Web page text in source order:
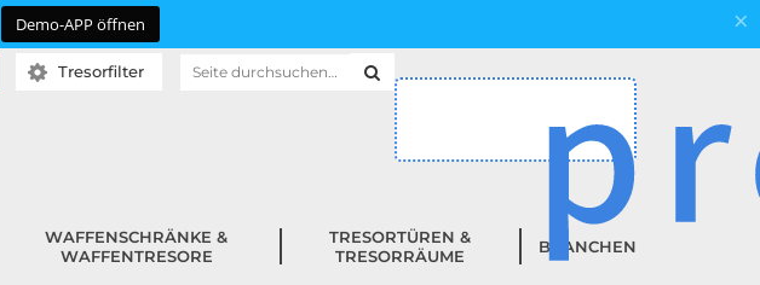
Demo-APP öffnen ×
Tresorfilter
Suchen
WAFFENSCHRÄNKE &
WAFFENTRESORE
TRESORTÜREN &
TRESORRÄUME
BRANCHEN